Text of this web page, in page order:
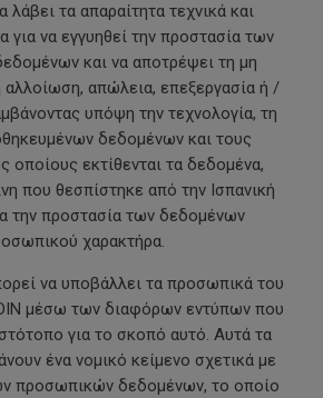
λάβει τα απαραίτητα τεχνικά και
για να εγγυηθεί την προστασία των
και να αποτρέψει τη μη
αλλοίωση, απώλεια, επεξεργασία ή /
υπόψη την τεχνολογία, τη
δεδομένων και τους
οποίους εκτίθενται τα δεδομένα,
που θεσπίστηκε από την Ισπανική
την προστασία των δεδομένων
χαρακτήρα.
να υποβάλλει τα προσωπικά του
μέσω των διαφόρων εντύπων που
για το σκοπό αυτό. Αυτά τα
ένα νομικό κείμενο σχετικά με
προσωπικών δεδομένων, το οποίο